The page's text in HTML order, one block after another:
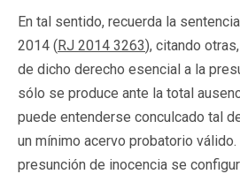
En tal sentido, recuerda la
2014 (RJ 2014 3263), citando
de dicho derecho esencial a la
sólo se produce ante la total
puede entenderse conculcado tal
un mínimo acervo probatorio válido.
presunción de inocencia se